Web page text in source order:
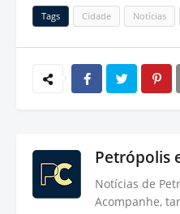
Tags Cidade Notícias
Petrópolis
Notícias de
Acompanhe,